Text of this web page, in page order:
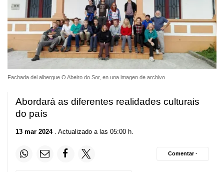
Fachada del albergue O Abeiro do Sor, en una imagen de archivo
Abordará as diferentes realidades culturais
do país
13 mar 2024. Actualizado a las 05:00 h.
Comentar ·